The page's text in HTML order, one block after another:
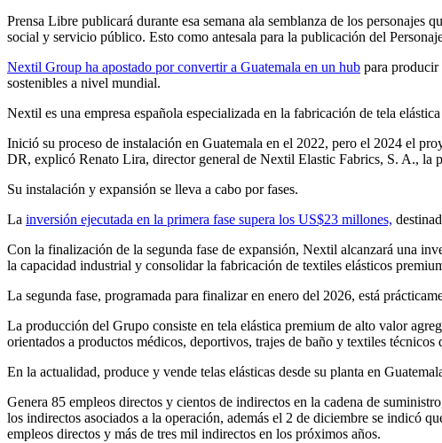
Prensa Libre publicará durante esa semana ala semblanza de los
social y servicio público. Esto como antesala para la publicación del
Nextil Group ha apostado por convertir a Guatemala en un hub para producir
sostenibles a nivel mundial.
Nextil es una empresa española especializada en la fabricación de tela
Inició su proceso de instalación en Guatemala en el 2022, pero el 2024 el
DR, explicó Renato Lira, director general de Nextil Elastic Fabrics, S. A., la
Su instalación y expansión se lleva a cabo por fases.
La inversión ejecutada en la primera fase supera los US$23 millones,
Con la finalización de la segunda fase de expansión, Nextil alcanzará una
la capacidad industrial y consolidar la fabricación de textiles elásticos
La segunda fase, programada para finalizar en enero del 2026, está
La producción del Grupo consiste en tela elástica premium de alto valor
orientados a productos médicos, deportivos, trajes de baño y textiles
En la actualidad, produce y vende telas elásticas desde su planta en
Genera 85 empleos directos y cientos de indirectos en la cadena de
los indirectos asociados a la operación, además el 2 de diciembre se indicó
empleos directos y más de tres mil indirectos en los próximos años.